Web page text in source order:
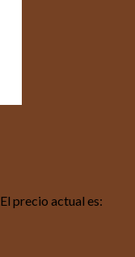
El precio actual es: